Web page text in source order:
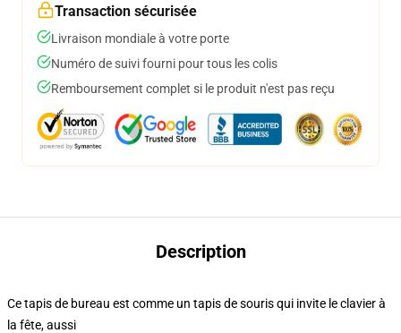
Transaction sécurisée
Livraison mondiale à votre porte
Numéro de suivi fourni pour tous les colis
Remboursement complet si le produit n'est pas reçu
Description
Ce tapis de bureau est comme un tapis de souris qui invite le clavier à
la fête, aussi